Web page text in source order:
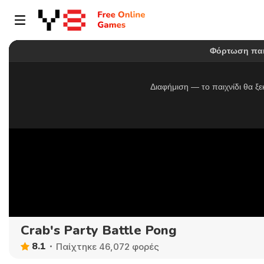
Crab's Party Battle Pong
8.1 Παίχτηκε 46,072 φορές